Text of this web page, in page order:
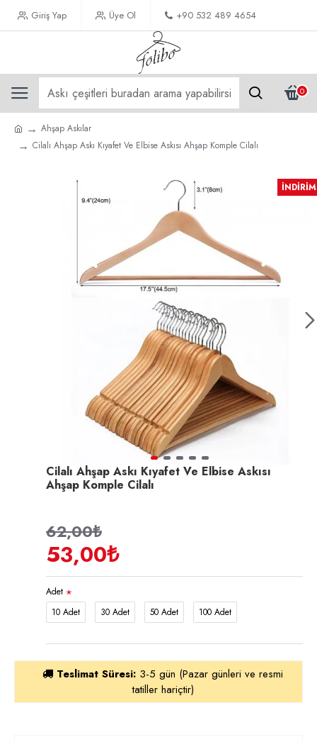
Giriş Yap Üye Ol +90 532 489 4654
0
Ahşap Askılar
Cilalı Ahşap Askı Kıyafet Ve Elbise Askısı Ahşap Komple Cilalı
İNDIRIM
Cilalı Ahşap Askı Kıyafet Ve Elbise Askısı
Ahşap Komple Cilalı
53,00₺
62,00₺
Adet
10 Adet
30 Adet 50 Adet 100 Adet
Teslimat Süresi: 3-5 gün (Pazar günleri ve resmi
tatiller hariçtir)